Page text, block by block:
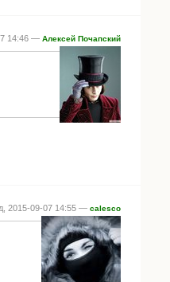
14:46 — Алексей Почапский
2015-09-07 14:55 — calesco